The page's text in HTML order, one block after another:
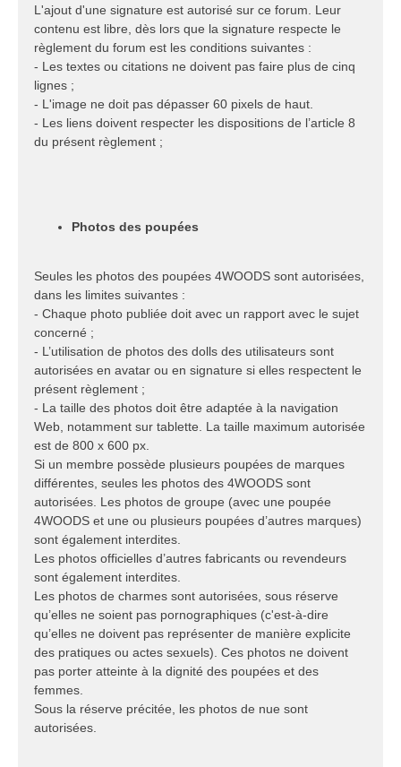
L'ajout d'une signature est autorisé sur ce forum. Leur
contenu est libre, dès lors que la signature respecte le
règlement du forum est les conditions suivantes :
- Les textes ou citations ne doivent pas faire plus de cinq
lignes ;
- L'image ne doit pas dépasser 60 pixels de haut.
- Les liens doivent respecter les dispositions de l’article 8
du présent règlement ;
Photos des poupées
Seules les photos des poupées 4WOODS sont autorisées,
dans les limites suivantes :
- Chaque photo publiée doit avec un rapport avec le sujet
concerné ;
- L’utilisation de photos des dolls des utilisateurs sont
autorisées en avatar ou en signature si elles respectent le
présent règlement ;
- La taille des photos doit être adaptée à la navigation
Web, notamment sur tablette. La taille maximum autorisée
est de 800 x 600 px.
Si un membre possède plusieurs poupées de marques
différentes, seules les photos des 4WOODS sont
autorisées. Les photos de groupe (avec une poupée
4WOODS et une ou plusieurs poupées d’autres marques)
sont également interdites.
Les photos officielles d’autres fabricants ou revendeurs
sont également interdites.
Les photos de charmes sont autorisées, sous réserve
qu’elles ne soient pas pornographiques (c'est-à-dire
qu’elles ne doivent pas représenter de manière explicite
des pratiques ou actes sexuels). Ces photos ne doivent
pas porter atteinte à la dignité des poupées et des
femmes.
Sous la réserve précitée, les photos de nue sont
autorisées.